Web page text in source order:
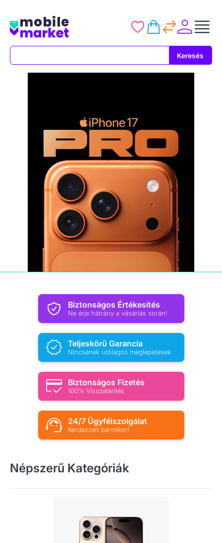
Keresés
Biztonságos Értékesítés
Ne érje hátrány a vásárlás során!
Teljeskörű Garancia
Nincsenek utólagos meglepetések
Biztonságos Fizetés
100% Visszatérítés
24/7 Ügyfélszolgálat
Kérdezzen bármikor!
Népszerű Kategóriák